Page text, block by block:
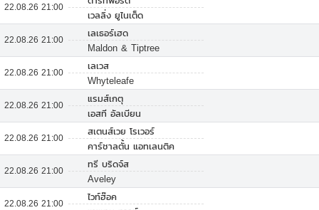
22.08.26 21:00
เวลลิ่ง ยูไนเต็ด
22.08.26 21:00
เลเธอร์เฮด
Maldon & Tiptree
22.08.26 21:00
เลเวส
Whyteleafe
22.08.26 21:00
แรมส์เกตุ
เอสที อัลเบียน
22.08.26 21:00
สเตนส์เวย โรเวอร์
คาร์ชาลตั้น แอทเลนติค
22.08.26 21:00
ทรี บริดจ์ส
Aveley
22.08.26 21:00
ไวท์ฮ๊อค